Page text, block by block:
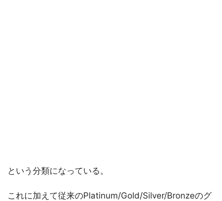
という分類になっている。
これに加えて従来のPlatinum/Gold/Silver/Bronzeのグ